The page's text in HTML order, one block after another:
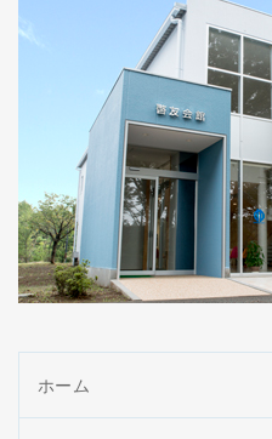
ホーム